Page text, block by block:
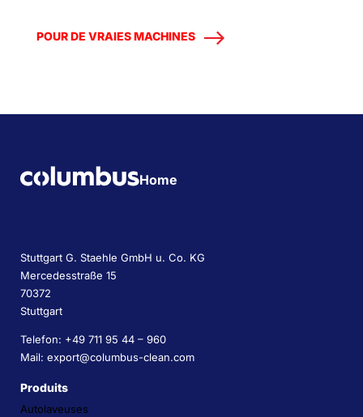
POUR DE VRAIES MACHINES
Home
Stuttgart G. Staehle GmbH u. Co. KG
Mercedesstraße 15
70372
Stuttgart
Telefon: +49 711 95 44 – 960
Mail: export@columbus-clean.com
Produits
Autolaveuses